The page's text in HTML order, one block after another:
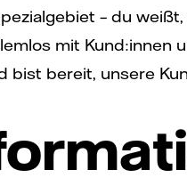
– du
mit Kund:innen
bist bereit, unsere